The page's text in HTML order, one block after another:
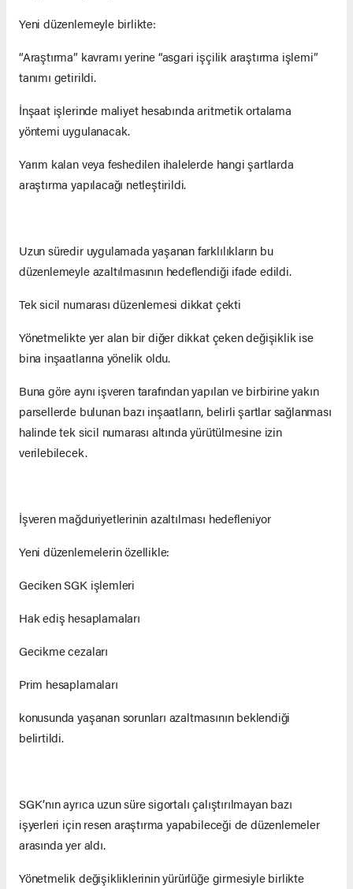
Yeni düzenlemeyle birlikte:
“Araştırma” kavramı yerine “asgari işçilik araştırma işlemi”
tanımı getirildi.
İnşaat işlerinde maliyet hesabında aritmetik ortalama
yöntemi uygulanacak.
Yarım kalan veya feshedilen ihalelerde hangi şartlarda
araştırma yapılacağı netleştirildi.
Uzun süredir uygulamada yaşanan farklılıkların bu
düzenlemeyle azaltılmasının hedeflendiği ifade edildi.
Tek sicil numarası düzenlemesi dikkat çekti
Yönetmelikte yer alan bir diğer dikkat çeken değişiklik ise
bina inşaatlarına yönelik oldu.
Buna göre aynı işveren tarafından yapılan ve birbirine yakın
parsellerde bulunan bazı inşaatların, belirli şartlar sağlanması
halinde tek sicil numarası altında yürütülmesine izin
verilebilecek.
İşveren mağduriyetlerinin azaltılması hedefleniyor
Yeni düzenlemelerin özellikle:
Geciken SGK işlemleri
Hak ediş hesaplamaları
Gecikme cezaları
Prim hesaplamaları
konusunda yaşanan sorunları azaltmasının beklendiği
belirtildi.
SGK’nın ayrıca uzun süre sigortalı çalıştırılmayan bazı
işyerleri için resen araştırma yapabileceği de düzenlemeler
arasında yer aldı.
Yönetmelik değişikliklerinin yürürlüğe girmesiyle birlikte